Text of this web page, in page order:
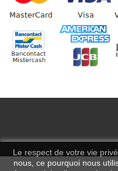
Le respect de votre vie
nous, ce pourquoi nous